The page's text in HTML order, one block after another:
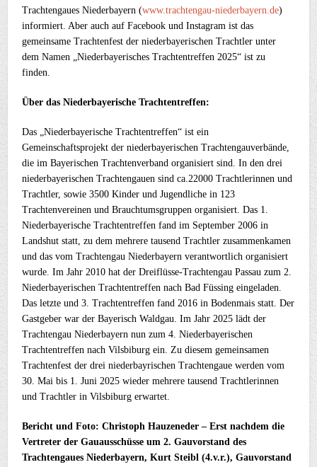
Trachtengaues Niederbayern (www.trachtengau-niederbayern.de)
informiert. Aber auch auf Facebook und Instagram ist das
gemeinsame Trachtenfest der niederbayerischen Trachtler unter
dem Namen „Niederbayerisches Trachtentreffen 2025“ ist zu
finden.
Über das Niederbayerische Trachtentreffen:
Das „Niederbayerische Trachtentreffen“ ist ein
Gemeinschaftsprojekt der niederbayerischen Trachtengauverbände,
die im Bayerischen Trachtenverband organisiert sind. In den drei
niederbayerischen Trachtengauen sind ca.22000 Trachtlerinnen und
Trachtler, sowie 3500 Kinder und Jugendliche in 123
Trachtenvereinen und Brauchtumsgruppen organisiert. Das 1.
Niederbayerische Trachtentreffen fand im September 2006 in
Landshut statt, zu dem mehrere tausend Trachtler zusammenkamen
und das vom Trachtengau Niederbayern verantwortlich organisiert
wurde. Im Jahr 2010 hat der Dreiflüsse-Trachtengau Passau zum 2.
Niederbayerischen Trachtentreffen nach Bad Füssing eingeladen.
Das letzte und 3. Trachtentreffen fand 2016 in Bodenmais statt. Der
Gastgeber war der Bayerisch Waldgau. Im Jahr 2025 lädt der
Trachtengau Niederbayern nun zum 4. Niederbayerischen
Trachtentreffen nach Vilsbiburg ein. Zu diesem gemeinsamen
Trachtenfest der drei niederbayrischen Trachtengaue werden vom
30. Mai bis 1. Juni 2025 wieder mehrere tausend Trachtlerinnen
und Trachtler in Vilsbiburg erwartet.
Bericht und Foto: Christoph Hauzeneder –Erst nachdem die
Vertreter der Gauausschüsse um 2. Gauvorstand des
Trachtengaues Niederbayern, Kurt Steibl (4.v.r.), Gauvorstand